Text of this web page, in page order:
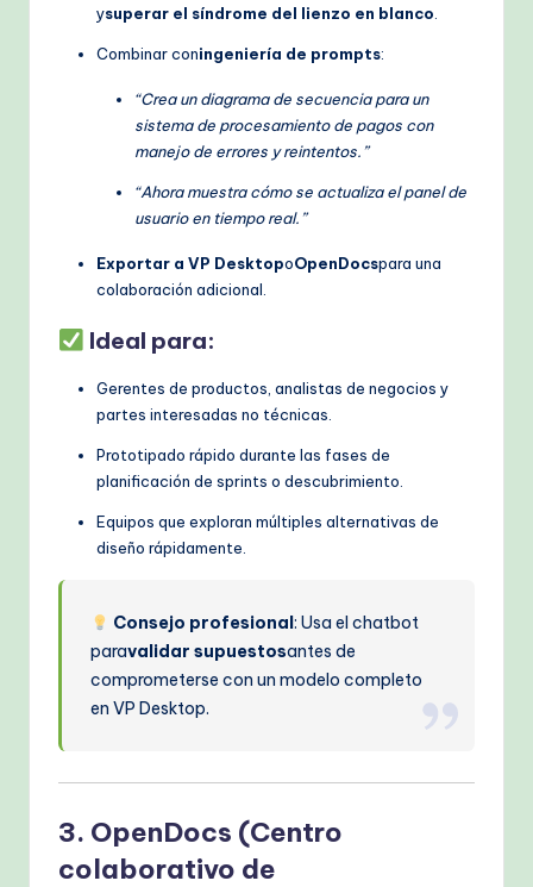
ysuperar el síndrome del lienzo en blanco.
Combinar coningeniería de prompts:
“Crea un diagrama de secuencia para un
sistema de procesamiento de pagos con
manejo de errores y reintentos.”
“Ahora muestra cómo se actualiza el panel de
usuario en tiempo real.”
Exportar a VP DesktopoOpenDocspara una
colaboración adicional.
Ideal para:
Gerentes de productos, analistas de negocios y
partes interesadas no técnicas.
Prototipado rápido durante las fases de
planificación de sprints o descubrimiento.
Equipos que exploran múltiples alternativas de
diseño rápidamente.
Consejo profesional: Usa el chatbot
paravalidar supuestosantes de
comprometerse con un modelo completo
en VP Desktop.
3. OpenDocs (Centro
colaborativo de